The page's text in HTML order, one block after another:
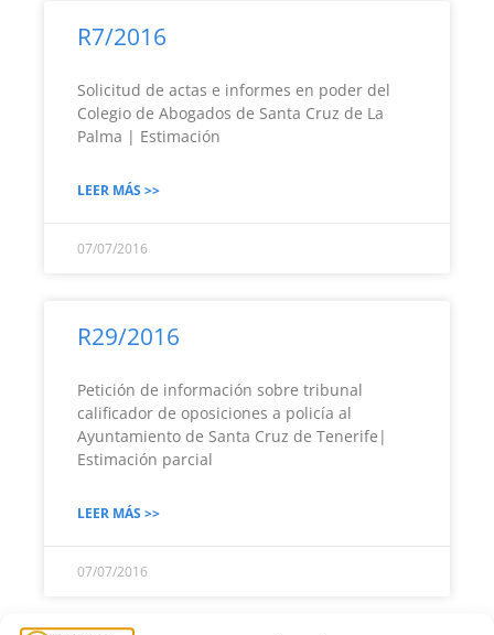
R7/2016
Solicitud de actas e informes en poder del
Colegio de Abogados de Santa Cruz de La
Palma | Estimación
LEER MÁS >>
07/07/2016
R29/2016
Petición de información sobre tribunal
calificador de oposiciones a policía al
Ayuntamiento de Santa Cruz de Tenerife|
Estimación parcial
LEER MÁS >>
07/07/2016